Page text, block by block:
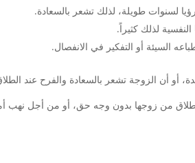
لسنوات طويلة، لذلك تشعر بالسعادة.
لذلك كثيراً.
السيئة أو التفكير في الانفصال.
أو أن الزوجة تشعر بالسعادة والفرح عند
من زوجها بدون وجه حق، أو من أجل نهب